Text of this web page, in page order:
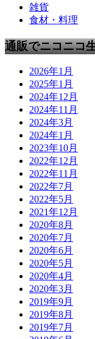
雑貨
食材・料理
通販でニコニコ
2026年1月
2025年1月
2024年12月
2024年11月
2024年3月
2024年1月
2023年10月
2022年12月
2022年11月
2022年7月
2022年5月
2021年12月
2020年8月
2020年7月
2020年6月
2020年5月
2020年4月
2020年3月
2019年9月
2019年8月
2019年7月